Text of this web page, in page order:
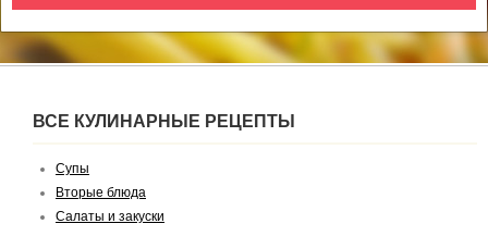
ВСЕ КУЛИНАРНЫЕ РЕЦЕПТЫ
Супы
Вторые блюда
Салаты и закуски